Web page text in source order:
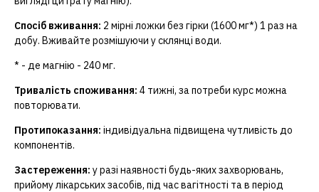
Спосіб вживання: 2 мірні ложки без гірки (1600 мг*) 1 раз на
добу. Вживайте розмішуючи у склянці води.
* - де магнію - 240 мг.
Тривалість споживання: 4 тижні, за потреби курс можна
повторювати.
Протипоказання: індивідуальна підвищена чутливість до
компонентів.
Застереження: у разі наявності будь-яких захворювань,
прийому лікарських засобів, під час вагітності та в період